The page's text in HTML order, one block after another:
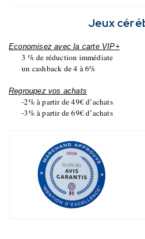
Jeux
Economisez avec la carte VIP+
3 % de réduction immédiate
un cashback de 4 à 6%
Regroupez vos achats
-2% à partir de 49€ d’achats
-3% à partir de 69€ d’achats